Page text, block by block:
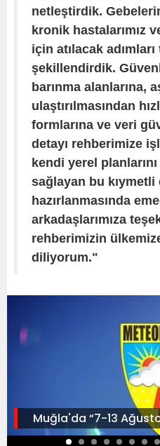
netleştirdik.
kronik hastalarımız
için atılacak
şekillendirdik.
barınma alanlarına,
ulaştırılmasından
formlarına ve veri
detayı rehberimize
kendi yerel
sağlayan bu kıymetli
hazırlanmasında
arkadaşlarımıza
rehberimizin ülkemize
diliyorum."
Muğla'da “7-13